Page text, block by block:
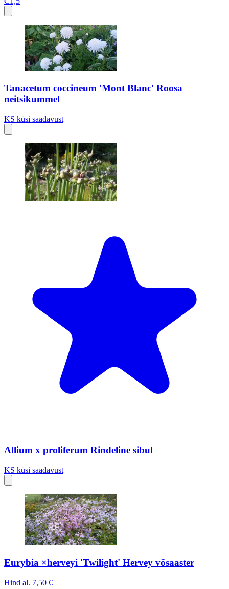
Tanacetum coccineum 'Mont Blanc' Roosa
neitsikummel
KS küsi saadavust
Allium x proliferum Rindeline sibul
KS küsi saadavust
Eurybia ×herveyi 'Twilight' Hervey võsaaster
Hind al. 7,50 €